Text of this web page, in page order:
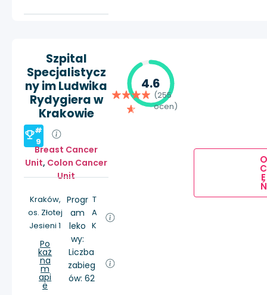
Szpital
Specjalistycz
ny im Ludwika
Rydygiera w
Krakowie
#
9
Breast Cancer
Unit, Colon Cancer
Unit
Kraków,
os. Złotej
Jesieni 1
Po
każ
na
m
api
e
Progr
am
leko
wy:
T
A
K
Liczba
zabieg
ów: 62
4.6
(255
ocen)
O
C
E
Ń